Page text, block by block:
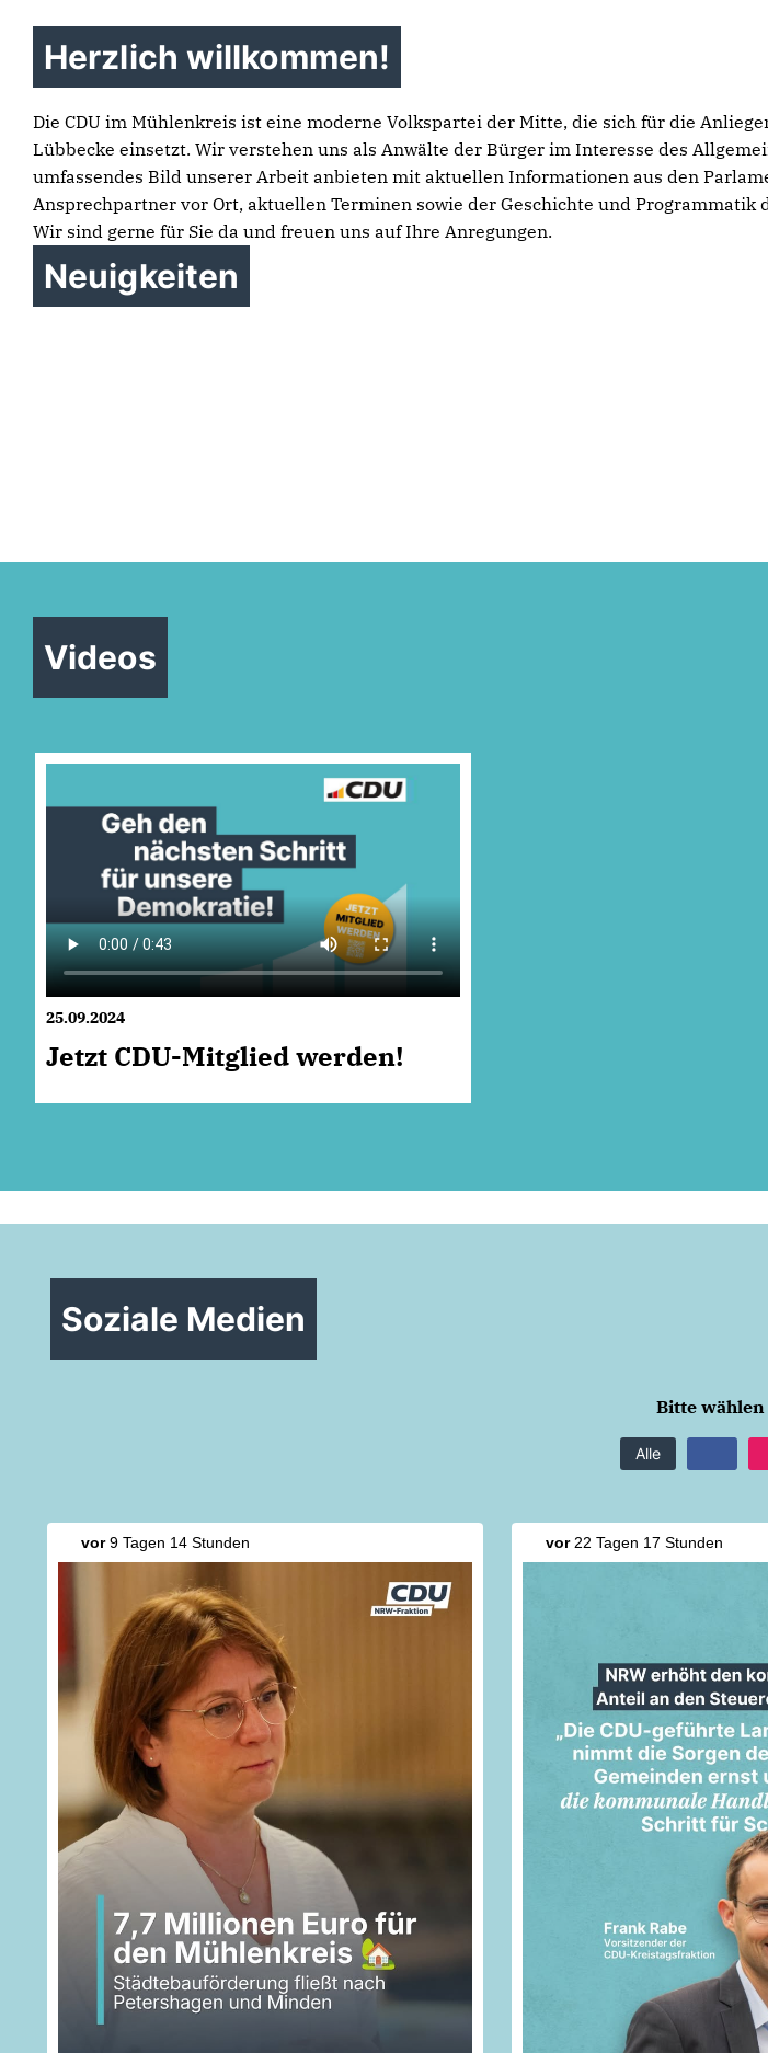
Herzlich willkommen!
Die CDU im Mühlenkreis ist eine moderne Volkspartei der Mitte, die sich für die
Lübbecke einsetzt. Wir verstehen uns als Anwälte der Bürger im Interesse des
umfassendes Bild unserer Arbeit anbieten mit aktuellen Informationen aus den
Ansprechpartner vor Ort, aktuellen Terminen sowie der Geschichte und
Wir sind gerne für Sie da und freuen uns auf Ihre Anregungen.
Neuigkeiten
7,7 Millionen Euro für den
Thorsten Frei ist
Bürgersprechstunde in
Videos
25.09.2024
Jetzt CDU-Mitglied werden!
Soziale Medien
Bitte wählen
Alle
vor9 Tagen 14 Stunden vor22 Tagen 17 Stunden